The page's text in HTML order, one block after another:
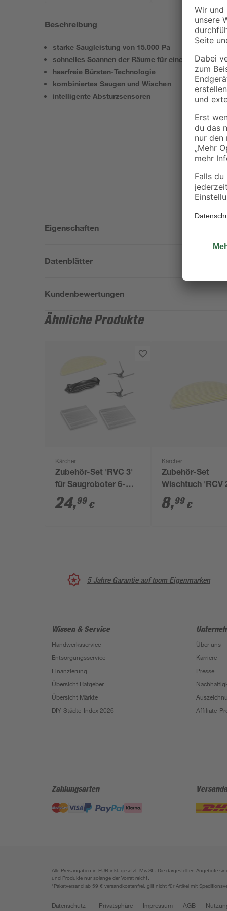
Beschreibung
starke Saugleistung von 15.000 Pa
schnelles Scannen der Räume für eine lückenlose
haarfreie Bürsten-Technologie
kombiniertes Saugen und Wischen
intelligente Absturzsensoren
Eigenschaften
Datenblätter
Kundenbewertungen
Ähnliche Produkte
Kärcher
Zubehör-Set 'RVC 3'
für Saugroboter 6-
teilig
24,99 €
Kärcher
Zubehör-Set
Wischtuch 'RCV
und 'RVC 3' für
Saugroboter, 2
8,99 €
5 Jahre Garantie auf toom Eigenmarken
Wissen & Service
Handwerksservice
Entsorgungsservice
Finanzierung
Übersicht Ratgeber
Übersicht Märkte
DIY-Städte-Index 2026
Über uns
Karriere
Presse
Affiliate-
Zahlungsarten
Alle Preisangaben in EUR inkl. gesetzl. MwSt.. Die dargestellten Angebote
und Produkte nur solange der Vorrat reicht.
*Paketversand ab 59 € versandkostenfrei, gilt nicht für Artikel mit
Datenschutz Privatsphäre Impressum AGB